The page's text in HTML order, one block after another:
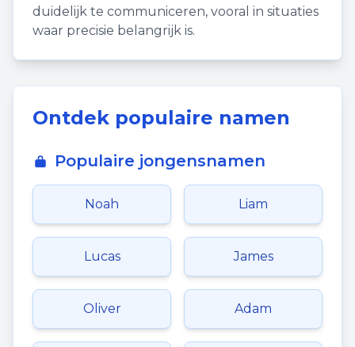
duidelijk te communiceren, vooral in situaties
waar precisie belangrijk is.
Ontdek populaire namen
Populaire jongensnamen
Noah Liam
Lucas James
Oliver Adam